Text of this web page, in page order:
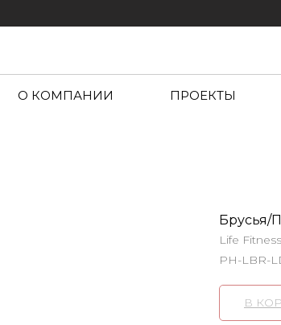
О КОМПАНИИ ПРОЕКТЫ
Брусья/
Life Fitness
PH-LBR-
В